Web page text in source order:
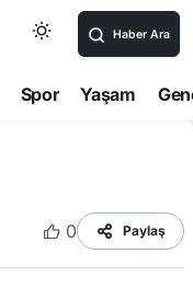
Haber Ara
Spor Yaşam
0 Paylaş